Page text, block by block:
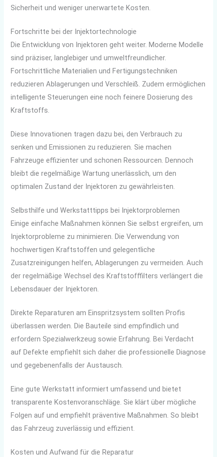
Sicherheit und weniger unerwartete Kosten.
Fortschritte bei der Injektortechnologie
Die Entwicklung von Injektoren geht weiter. Moderne Modelle
sind präziser, langlebiger und umweltfreundlicher.
Fortschrittliche Materialien und Fertigungstechniken
reduzieren Ablagerungen und Verschleiß. Zudem ermöglichen
intelligente Steuerungen eine noch feinere Dosierung des
Kraftstoffs.
Diese Innovationen tragen dazu bei, den Verbrauch zu
senken und Emissionen zu reduzieren. Sie machen
Fahrzeuge effizienter und schonen Ressourcen. Dennoch
bleibt die regelmäßige Wartung unerlässlich, um den
optimalen Zustand der Injektoren zu gewährleisten.
Selbsthilfe und Werkstatttipps bei Injektorproblemen
Einige einfache Maßnahmen können Sie selbst ergreifen, um
Injektorprobleme zu minimieren. Die Verwendung von
hochwertigen Kraftstoffen und gelegentliche
Zusatzreinigungen helfen, Ablagerungen zu vermeiden. Auch
der regelmäßige Wechsel des Kraftstofffilters verlängert die
Lebensdauer der Injektoren.
Direkte Reparaturen am Einspritzsystem sollten Profis
überlassen werden. Die Bauteile sind empfindlich und
erfordern Spezialwerkzeug sowie Erfahrung. Bei Verdacht
auf Defekte empfiehlt sich daher die professionelle Diagnose
und gegebenenfalls der Austausch.
Eine gute Werkstatt informiert umfassend und bietet
transparente Kostenvoranschläge. Sie klärt über mögliche
Folgen auf und empfiehlt präventive Maßnahmen. So bleibt
das Fahrzeug zuverlässig und effizient.
Kosten und Aufwand für die Reparatur